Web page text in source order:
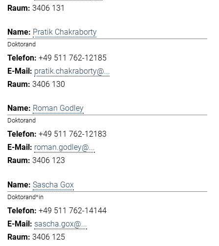
3406 131
Pratik Chakraborty
Doktorand
+49 511 762-12185
pratik.chakraborty@...
3406 130
Roman Godley
Doktorand
+49 511 762-12183
roman.godley@...
3406 123
Sascha Gox
Doktorand*in
+49 511 762-14144
sascha.gox@...
3406 125